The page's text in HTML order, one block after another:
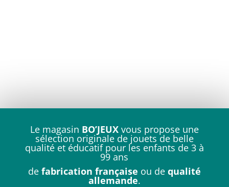
Le magasin BO’JEUXvous propose une
sélection originale de jouets de belle
qualité et éducatif pour les enfants de 3 à
99 ans
de fabrication française ou de qualité
allemande.